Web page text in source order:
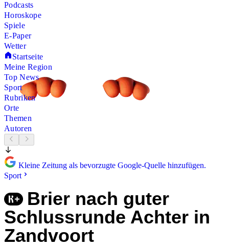
Podcasts
Horoskope
Spiele
E-Paper
Wetter
Startseite
Meine Region
Top News
Sport
Rubriken
Orte
Themen
Autoren
Kleine Zeitung als bevorzugte Google-Quelle hinzufügen.
Sport
Brier nach guter
Schlussrunde Achter in
Zandvoort